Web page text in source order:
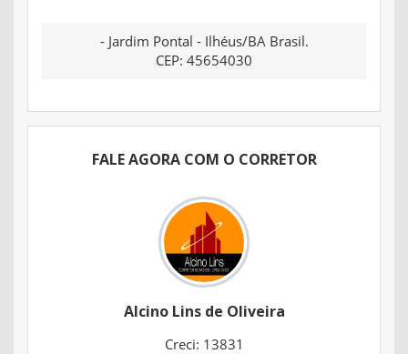
- Jardim Pontal - Ilhéus/BA Brasil.
CEP: 45654030
FALE AGORA COM O CORRETOR
Alcino Lins de Oliveira
Creci: 13831